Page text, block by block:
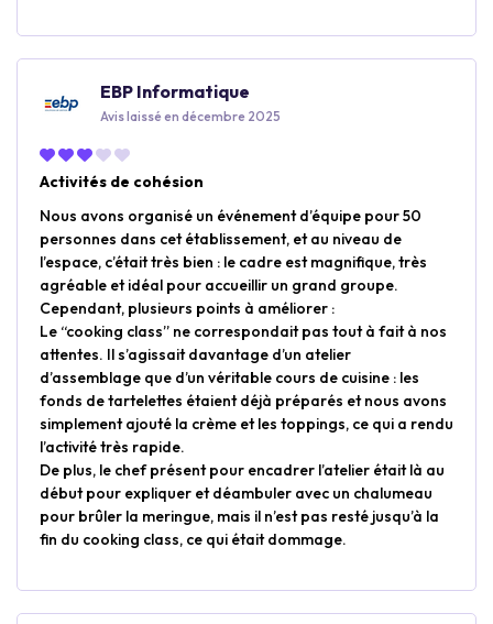
EBP Informatique
Avis laissé en décembre 2025
Activités de cohésion
Nous avons organisé un événement d’équipe pour 50
personnes dans cet établissement, et au niveau de
l’espace, c’était très bien : le cadre est magnifique, très
agréable et idéal pour accueillir un grand groupe.
Cependant, plusieurs points à améliorer :
Le “cooking class” ne correspondait pas tout à fait à nos
attentes. Il s’agissait davantage d’un atelier
d’assemblage que d’un véritable cours de cuisine : les
fonds de tartelettes étaient déjà préparés et nous avons
simplement ajouté la crème et les toppings, ce qui a rendu
l’activité très rapide.
De plus, le chef présent pour encadrer l’atelier était là au
début pour expliquer et déambuler avec un chalumeau
pour brûler la meringue, mais il n’est pas resté jusqu’à la
fin du cooking class, ce qui était dommage.